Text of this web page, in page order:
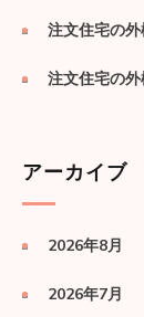
注文住宅の
注文住宅の
アーカイブ
2026年8月
2026年7月